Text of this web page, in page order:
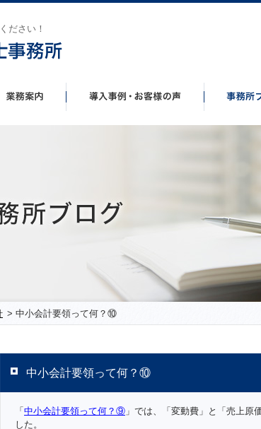
ださい！
> 中小会計要領って何？⑩
中小会計要領って何？⑩
「 中小会計要領って何？⑨ 」では、「変動費」と「売上原
した。